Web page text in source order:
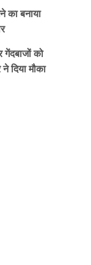
का बनाया
को
दिया मौका